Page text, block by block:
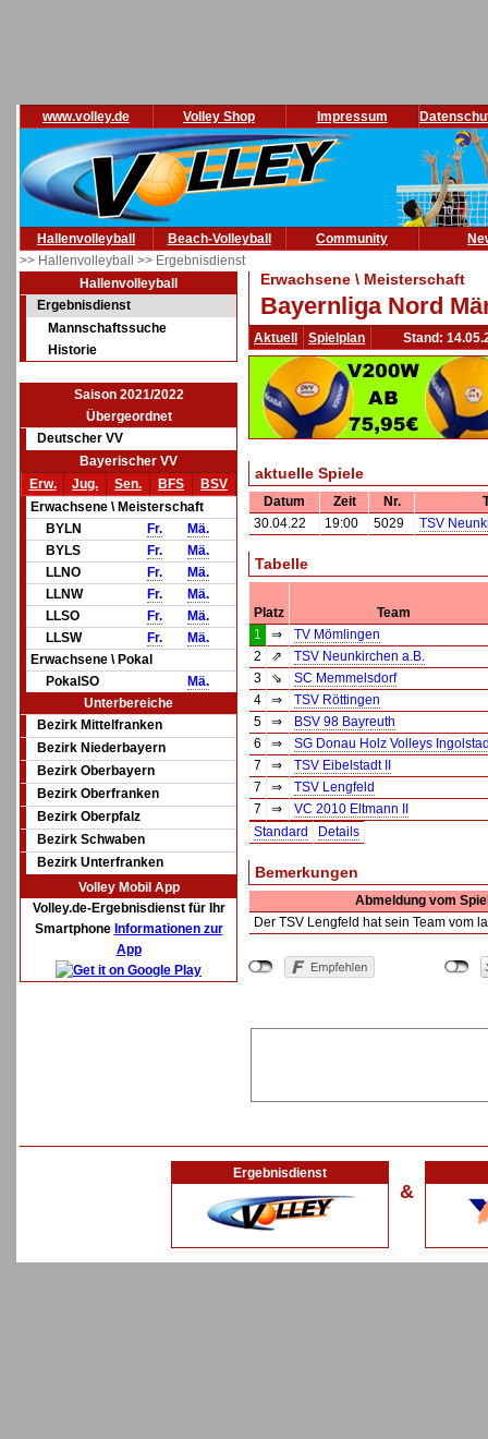
www.volley.de Volley Shop Impressum
Hallenvolleyball Beach-Volleyball Community
>> Hallenvolleyball >> Ergebnisdienst
Hallenvolleyball
Ergebnisdienst
Mannschaftssuche
Historie
Saison 2021/2022
Übergeordnet
Deutscher VV
Bayerischer VV
Erw.
Jug. Sen. BFS
BSV
Erwachsene \ Meisterschaft
BYLN
Fr.
Mä.
BYLS
Fr.
Mä.
LLNO
Fr.
Mä.
LLNW
Fr.
Mä.
LLSO
Fr.
Mä.
LLSW
Fr.
Mä.
Erwachsene \ Pokal
PokalSO
Mä.
Unterbereiche
Bezirk Mittelfranken
Bezirk Niederbayern
Bezirk Oberbayern
Bezirk Oberfranken
Bezirk Oberpfalz
Bezirk Schwaben
Bezirk Unterfranken
Volley Mobil App
Volley.de-Ergebnisdienst für Ihr
Smartphone Informationen zur
App
Erwachsene \ Meisterschaft
Bayernliga Nord
Aktuell Spielplan Stand:
aktuelle Spiele
Datum Zeit Nr.
30.04.22
19:00 5029 TSV
Tabelle
Platz
Team
1
⇒
TV Mömlingen
2
⇗
TSV Neunkirchen a.B.
3
⇘
SC Memmelsdorf
4
⇒
TSV Röttingen
5
⇒
BSV 98 Bayreuth
6
⇒
SG Donau Holz Volleys
7
⇒
TSV Eibelstadt II
7
⇒
TSV Lengfeld
7
⇒
VC 2010 Eltmann II
Standard
Details
Bemerkungen
Abmeldung vom
Der TSV Lengfeld hat sein Team vom
Ergebnisdienst
&